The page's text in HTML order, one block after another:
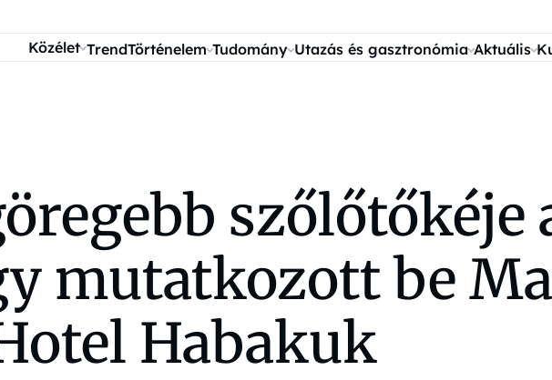
Közélet TrendTörténelem Tudomány Utazás és gasztronómia Aktuális
mutatkozott be
Habakuk